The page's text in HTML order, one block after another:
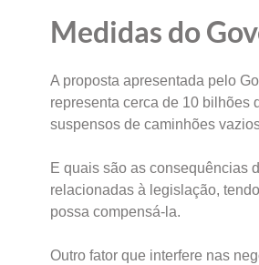
Medidas do
A proposta apresentada pelo
representa cerca de 10 bilhões
suspensos de caminhões
E quais são as consequências
relacionadas à legislação,
possa compensá-la.
Outro fator que interfere nas